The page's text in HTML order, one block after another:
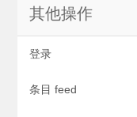
其他操作
登录
条目 feed